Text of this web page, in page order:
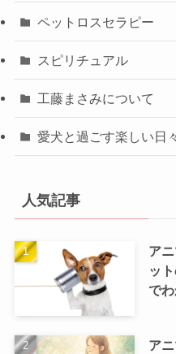
ペットロスセラピー
スピリチュアル
工藤まさみについて
愛犬と過ごす楽しい日
人気記事
ア
ッ
で
ア